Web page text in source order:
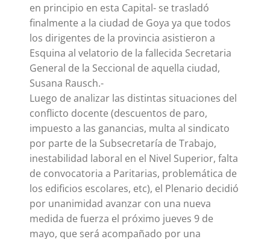
en principio en esta Capital- se trasladó
finalmente a la ciudad de Goya ya que todos
los dirigentes de la provincia asistieron a
Esquina al velatorio de la fallecida Secretaria
General de la Seccional de aquella ciudad,
Susana Rausch.-
Luego de analizar las distintas situaciones del
conflicto docente (descuentos de paro,
impuesto a las ganancias, multa al sindicato
por parte de la Subsecretaría de Trabajo,
inestabilidad laboral en el Nivel Superior, falta
de convocatoria a Paritarias, problemática de
los edificios escolares, etc), el Plenario decidió
por unanimidad avanzar con una nueva
medida de fuerza el próximo jueves 9 de
mayo, que será acompañado por una